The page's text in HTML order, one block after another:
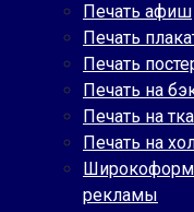
Печать афиш
Печать
Печать
Печать на
Печать на
Печать на
рекламы